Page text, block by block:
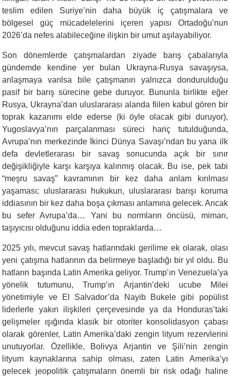
teslim edilen Suriye’nin daha büyük iç çatışmalara ve
bölgesel güç mücadelelerini içeren yapısı Ortadoğu’nun
2026’da nefes alabileceğine ilişkin bir umut aşılayabiliyor.
Son dönemlerde çatışmalardan ziyade barış çabalarıyla
gündemde kendine yer bulan Ukrayna-Rusya savaşıysa,
anlaşmaya varılsa bile çatışmanın yalnızca dondurulduğu
pasif bir barış sürecine gebe duruyor. Bununla birlikte eğer
Rusya, Ukrayna’dan uluslararası alanda fiilen kabul gören bir
toprak kazanımı elde ederse (ki öyle olacak gibi duruyor),
Yugoslavya’nın parçalanması süreci hariç tutulduğunda,
Avrupa’nın merkezinde İkinci Dünya Savaşı’ndan bu yana ilk
defa devletlerarası bir savaş sonucunda açık bir sınır
değişikliğiyle karşı karşıya kalınmış olacak. Bu ise, pek tabi
“meşru savaş” kavramının bir kez daha anlam kırılması
yaşaması; uluslararası hukukun, uluslararası barışı koruma
iddiasının bir kez daha boşa çıkması anlamına gelecek. Ancak
bu sefer Avrupa’da… Yani bu normların öncüsü, mimarı,
taşıyıcısı olduğunu iddia eden topraklarda…
2025 yılı, mevcut savaş hatlarındaki gerilime ek olarak, olası
yeni çatışma hatlarının da belirmeye başladığı bir yıl oldu. Bu
hatların başında Latin Amerika geliyor. Trump’ın Venezuela’ya
yönelik tutumunu, Trump’ın Arjantin’deki ucube Milei
yönetimiyle ve El Salvador’da Nayib Bukele gibi popülist
liderlerle yakın ilişkileri çerçevesinde ya da Honduras’taki
gelişmeler ışığında klasik bir otoriter konsolidasyon çabası
olarak görenler, Latin Amerika’daki zengin lityum rezervlerini
unutuyorlar. Özellikle, Bolivya Arjantin ve Şili’nin zengin
lityum kaynaklarına sahip olması, zaten Latin Amerika’yı
gelecek jeopolitik çatışmaların önemli bir risk odağı haline